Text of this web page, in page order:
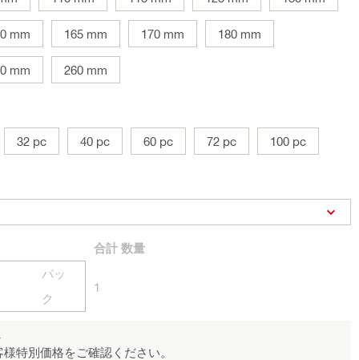
mm 165 mm 170 mm 180 mm
mm 260 mm
32 pc 40 pc 60 pc 72 pc 100 pc
パッ
ク
合計 数量
1
様特別価格をご確認ください。